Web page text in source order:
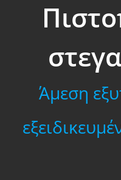
Άμεση